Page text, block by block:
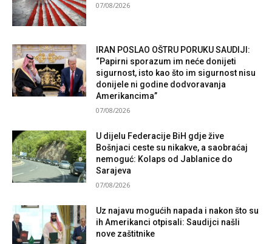
07/08/2026
IRAN POSLAO OŠTRU PORUKU SAUDIJI:
“Papirni sporazum im neće donijeti
sigurnost, isto kao što im sigurnost nisu
donijele ni godine dodvoravanja
Amerikancima”
07/08/2026
U dijelu Federacije BiH gdje žive
Bošnjaci ceste su nikakve, a saobraćaj
nemoguć: Kolaps od Jablanice do
Sarajeva
07/08/2026
Uz najavu mogućih napada i nakon što su
ih Amerikanci otpisali: Saudijci našli
nove zaštitnike